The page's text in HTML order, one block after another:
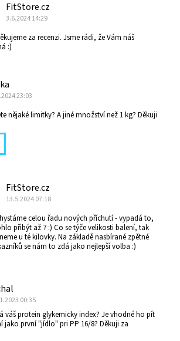
FitStore.cz
3.6.2024 14:29
za recenzi. Jsme rádi, že Vám náš
:)
23:03
nějaké limitky? A jiné množství než 1 kg? Děkuji
FitStore.cz
13.5.2024 07:18
celou řadu nových příchutí - vypadá to,
přibýt až 7 :) Co se týče velikosti balení, tak
u té kilovky. Na základě nasbírané zpětné
se nám to zdá jako nejlepší volba :)
00:35
váš protein glykemicky index? Je vhodné ho pít
jako první "jídlo" pri PP 16/8? Děkuji za